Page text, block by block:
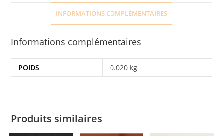
INFORMATIONS COMPLÉMENTAIRES
Informations complémentaires
POIDS 0.020 kg
Produits similaires